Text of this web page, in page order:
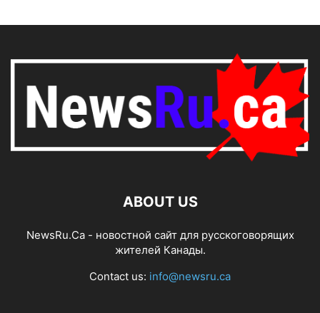
ABOUT US
NewsRu.Ca - новостной сайт для русскоговорящих
жителей Канады.
Contact us: info@newsru.ca